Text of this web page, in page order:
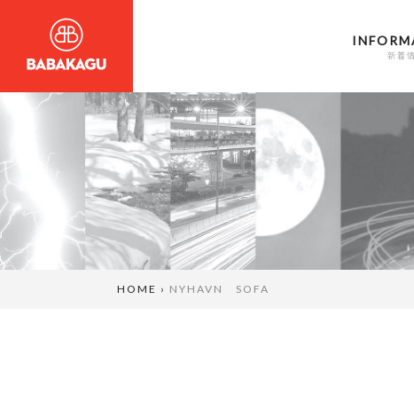
新着
HOME › NYHAVN SOFA